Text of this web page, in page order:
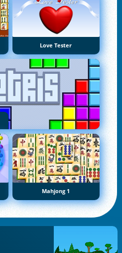
Love Tester
Mahjong 1